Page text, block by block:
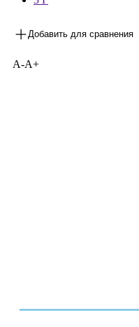
Добавить для сравнения